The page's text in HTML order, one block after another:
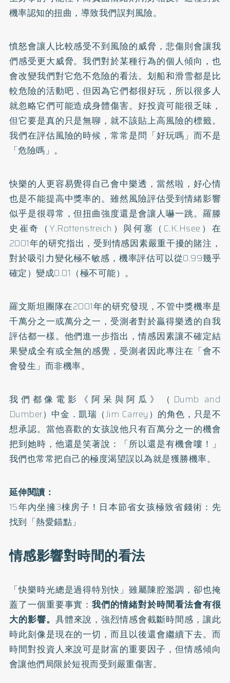
機率認知的扭曲，導致我們誤判風險。
憤怒會讓人比較感受不到風險的威脅，悲傷則會讓我
們感受更大威脅。我們對於某種行為的個人傾向，也
會改變我們對它危不危險的看法。划船和滑雪都是比
較危險的活動吧，但因為它們都很好玩，所以很多人
就忽略它們可能造成身體傷害。好投資可能很乏味，
但它要是真的只是無聊，就不該貼上高風險的標籤。
我們在評估風險的時候，常常是問「好玩嗎」而不是
「危險嗎」。
快樂的人更容易覺得自己會中樂透，當然啦，好心情
也是不能提高中獎率的。雖然風險評估受到情緒影響
似乎是很尋常，但扭曲強度還是會讓人嚇一跳。羅滕
史崔奇（Y.Rottenstreich）與何塞（C.K.Hsee）在
2001年的研究指出，受到情感因素嚴重干擾的賭注，
對於吸引力變化極不敏感，機率評估可以從0.99幾乎
確定）變成0.01（極不可能）。
羅文斯坦團隊在2001年的研究發現，不管中獎機率是
千萬分之一或萬分之一，受測者對於贏得樂透的自我
評估都一樣。他們進一步指出，情感因素讓不確定結
果變成全有或全無的感覺，受測者因此專注在「會不
會發生」而非機率。
我們都像電影《阿呆與阿瓜》（Dumb and
Dumber）中金．凱瑞（Jim Carrey）的角色，只是不
想承認。當他喜歡的女孩說他只有百萬分之一的機會
把到她時，他還是笑著說：「所以還是有機會嘍！」
我們也常常把自己的極度渴望誤以為就是獲勝機率。
延伸閱讀：
15年內坐擁3棟房子！日本節省女孩極致省錢術：先
找到「熱愛錨點」
情感影響對時間的看法
「快樂時光總是過得特別快」雖屬陳腔濫調，卻也掩
蓋了一個重要事實：我們的情緒對於時間看法會有很
大的影響。 具體來說，強烈情感會截斷時間感，讓此
時此刻像是現在的一切，而且以後還會繼續下去。而
時間對投資人來說可是財富的重要因子，但情感傾向
會讓他們局限於短視而受到嚴重傷害。